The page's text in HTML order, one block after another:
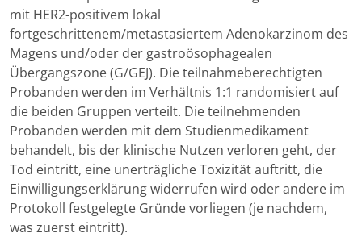
mit HER2-positivem lokal
fortgeschrittenem/metastasiertem Adenokarzinom des
Magens und/oder der gastroösophagealen
Übergangszone (G/GEJ). Die teilnahmeberechtigten
Probanden werden im Verhältnis 1:1 randomisiert auf
die beiden Gruppen verteilt. Die teilnehmenden
Probanden werden mit dem Studienmedikament
behandelt, bis der klinische Nutzen verloren geht, der
Tod eintritt, eine unerträgliche Toxizität auftritt, die
Einwilligungserklärung widerrufen wird oder andere im
Protokoll festgelegte Gründe vorliegen (je nachdem,
was zuerst eintritt).